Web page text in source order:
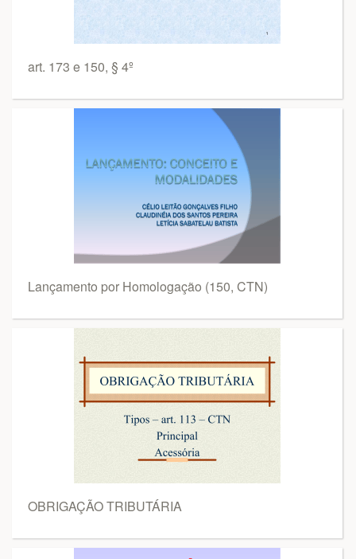
art. 173 e 150, § 4º
Lançamento por Homologação (150, CTN)
OBRIGAÇÃO TRIBUTÁRIA